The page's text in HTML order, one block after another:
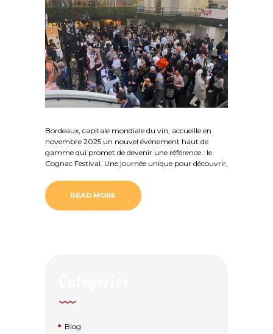
Bordeaux, capitale mondiale du vin, accueille en
novembre 2025 un nouvel événement haut de
gamme qui promet de devenir une référence : le
Cognac Festival. Une journée unique pour découvrir,
READ MORE
Blog